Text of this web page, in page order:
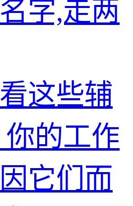
字,走两
这些辅
的工作
它们而